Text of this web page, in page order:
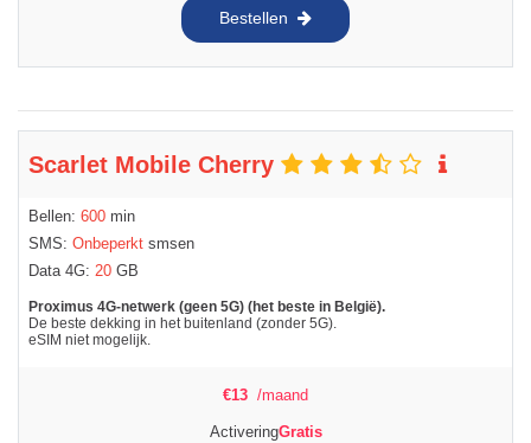
Bestellen
Scarlet Mobile Cherry
Bellen: 600 min
SMS: Onbeperkt smsen
Data 4G: 20 GB
Proximus 4G-netwerk (geen 5G) (het beste in België).
De beste dekking in het buitenland (zonder 5G).
eSIM niet mogelijk.
€13 /maand
ActiveringGratis